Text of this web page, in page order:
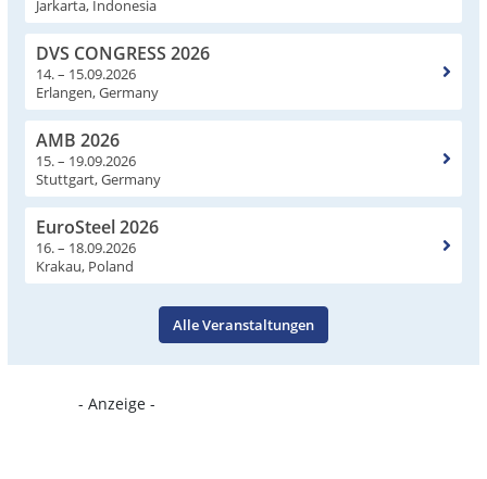
Jarkarta, Indonesia
DVS CONGRESS 2026
14. – 15.09.2026
Erlangen, Germany
AMB 2026
15. – 19.09.2026
Stuttgart, Germany
EuroSteel 2026
16. – 18.09.2026
Krakau, Poland
Alle Veranstaltungen
- Anzeige -